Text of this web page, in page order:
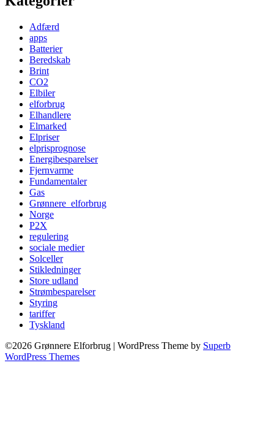
Adfærd
apps
Batterier
Beredskab
Brint
CO2
Elbiler
elforbrug
Elhandlere
Elmarked
Elpriser
elprisprognose
Energibesparelser
Fjernvarme
Fundamentaler
Gas
Grønnere_elforbrug
Norge
P2X
regulering
sociale medier
Solceller
Stikledninger
Store udland
Strømbesparelser
Styring
tariffer
Tyskland
©2026 Grønnere Elforbrug | WordPress Theme by Superb
WordPress Themes